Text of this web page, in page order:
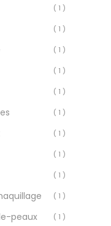
( 1 )
( 1 )
( 1 )
( 1 )
( 1 )
( 1 )
( 1 )
( 1 )
( 1 )
( 1 )
peaux ( 1 )